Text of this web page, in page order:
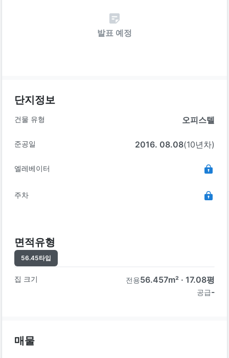
발표 예정
단지정보
건물 유형 오피스텔
준공일 2016. 08.08(10년차)
엘레베이터
주차
면적유형
56.45타입
집 크기 전용56.457m² · 17.08평
공급-
매물